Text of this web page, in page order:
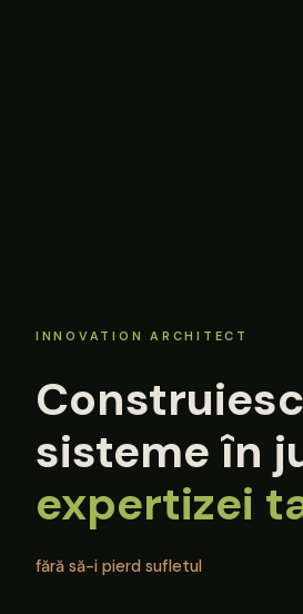
INNOVATION ARCHITECT
Construiesc
sisteme în
expertizei
fără să-i pierd sufletul